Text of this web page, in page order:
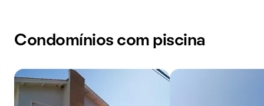
Condomínios com piscina